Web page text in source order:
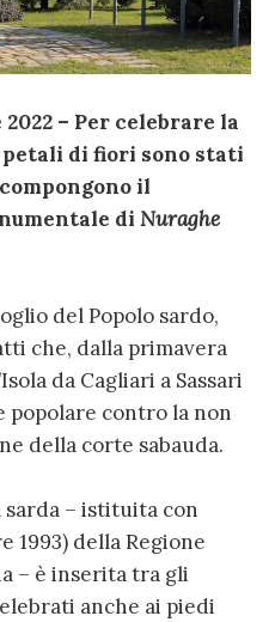
– Per celebrare la
petali di fiori sono stati
il
di Nuraghe
del Popolo sardo,
che, dalla primavera
da Cagliari a Sassari
popolare contro la non
della corte sabauda.
sarda – istituita con
1993) della Regione
– è inserita tra gli
anche ai piedi